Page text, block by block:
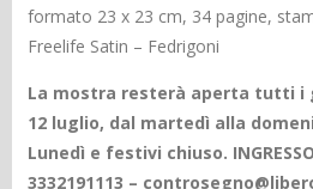
formato 23 x 23 cm, 34 pagine,
Freelife Satin – Fedrigoni
La mostra resterà aperta tutti i
12 luglio, dal martedì alla
Lunedì e festivi chiuso. INGRESSO
3332191113 –